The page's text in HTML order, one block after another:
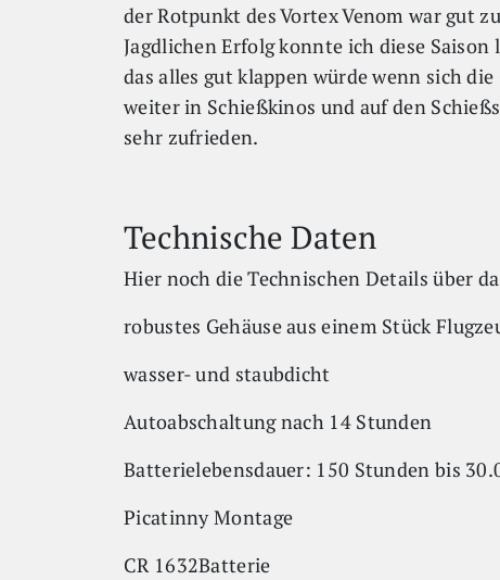
der Rotpunkt des Vortex Venom war gut
Jagdlichen Erfolg konnte ich diese
das alles gut klappen würde wenn sich
weiter in Schießkinos und auf den
sehr zufrieden.
Technische Daten
Hier noch die Technischen Details über
robustes Gehäuse aus einem Stück
wasser- und staubdicht
Autoabschaltung nach 14 Stunden
Batterielebensdauer: 150 Stunden bis
Picatinny Montage
CR 1632Batterie